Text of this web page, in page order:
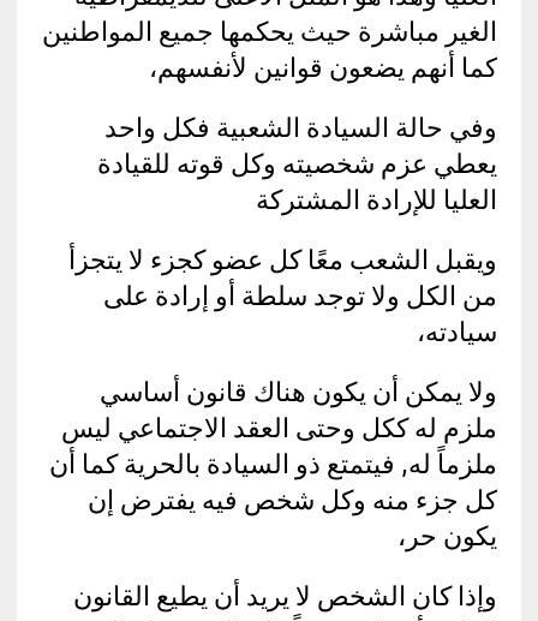
الغير مباشرة حيث يحكمها جميع المواطنين
كما أنهم يضعون قوانين لأنفسهم،
وفي حالة السيادة الشعبية فكل واحد
يعطي عزم شخصيته وكل قوته للقيادة
العليا للإرادة المشتركة
ويقبل الشعب معًا كل عضو كجزء لا يتجزأ
من الكل ولا توجد سلطة أو إرادة على
سيادته،
ولا يمكن أن يكون هناك قانون أساسي
ملزم له ككل وحتى العقد الاجتماعي ليس
ملزماً له, فيتمتع ذو السيادة بالحرية كما أن
كل جزء منه وكل شخص فيه يفترض إن
يكون حر،
وإذا كان الشخص لا يريد أن يطيع القانون